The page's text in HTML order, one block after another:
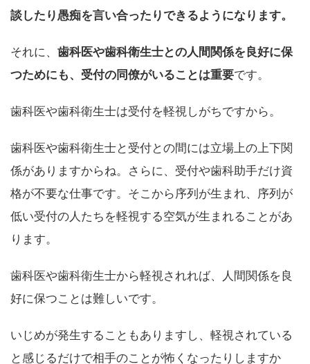
談したり愚痴を言い合ったりできるようになります。
それに、 歯科医や歯科衛生士との人間関係を良好に保
つためにも、受付の同僚がいることは重要です。
歯科医や歯科衛生士は受付を軽視しがちですから。
歯科医や歯科衛生士と受付との間には立場上の上下関
係がありますからね。さらに、受付や歯科助手だけ資
格が不要な仕事です。そこから序列が生まれ、序列が
低い受付の人たちを軽視する空気が生まれることがあ
ります。
歯科医や歯科衛生士から軽視されれば、人間関係を良
好に保つことは難しいです。
いじめが発生することもありますし、軽視されている
と感じるだけで相手のことが怖くなったりしますか